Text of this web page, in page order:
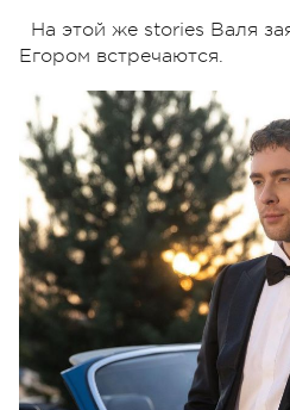
На этой же stories Валя
Егором встречаются.